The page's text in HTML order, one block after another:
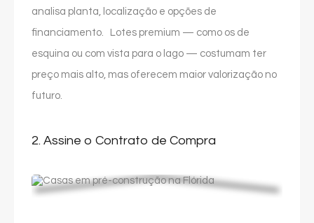
analisa planta, localização e opções de
financiamento. Lotes premium — como os de
esquina ou com vista para o lago — costumam ter
preço mais alto, mas oferecem maior valorização no
futuro.
2. Assine o Contrato de Compra